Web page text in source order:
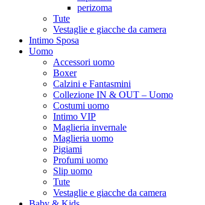
perizoma
Tute
Vestaglie e giacche da camera
Intimo Sposa
Uomo
Accessori uomo
Boxer
Calzini e Fantasmini
Collezione IN & OUT – Uomo
Costumi uomo
Intimo VIP
Maglieria invernale
Maglieria uomo
Pigiami
Profumi uomo
Slip uomo
Tute
Vestaglie e giacche da camera